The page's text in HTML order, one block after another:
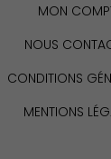
MON
NOUS
CONDITIONS
MENTIONS